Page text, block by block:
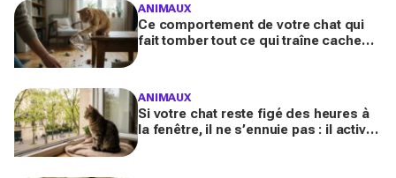
ANIMAUX
Ce comportement de votre chat qui
fait tomber tout ce qui traîne cache
ANIMAUX
Si votre chat reste figé des heures à
la fenêtre, il ne s’ennuie pas : il active